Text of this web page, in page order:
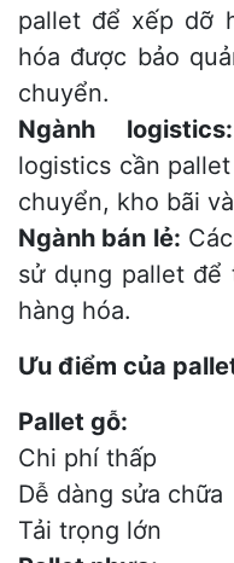
pallet để xếp dỡ
hóa được bảo
chuyển.
Ngành logistics:
logistics cần
chuyển, kho bãi
Ngành bán lẻ:
sử dụng pallet để
hàng hóa.
Ưu điểm của
Pallet gỗ:
Chi phí thấp
Dễ dàng sửa chữa
Tải trọng lớn